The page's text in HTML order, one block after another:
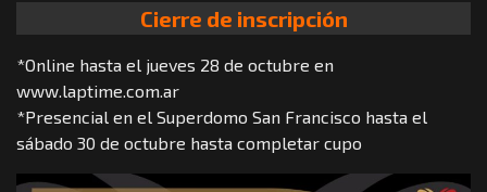
Cierre de inscripción
*Online hasta el jueves 28 de octubre en
www.laptime.com.ar
*Presencial en el Superdomo San Francisco hasta el
sábado 30 de octubre hasta completar cupo